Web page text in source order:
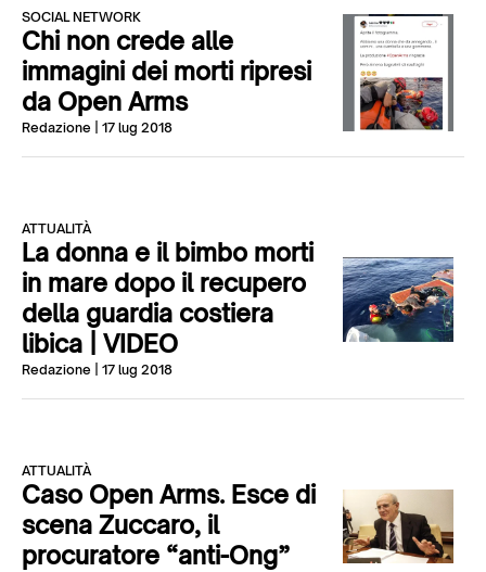
SOCIAL NETWORK
Chi non crede alle
immagini dei morti ripresi
da Open Arms
Redazione | 17 lug 2018
ATTUALITÀ
La donna e il bimbo morti
in mare dopo il recupero
della guardia costiera
libica | VIDEO
Redazione | 17 lug 2018
ATTUALITÀ
Caso Open Arms. Esce di
scena Zuccaro, il
procuratore “anti-Ong”